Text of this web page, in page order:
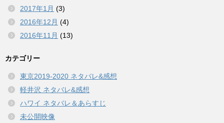
2017年1月 (3)
2016年12月 (4)
2016年11月 (13)
カテゴリー
東京2019-2020 ネタバレ&感想
軽井沢 ネタバレ&感想
ハワイ ネタバレ＆あらすじ
未公開映像